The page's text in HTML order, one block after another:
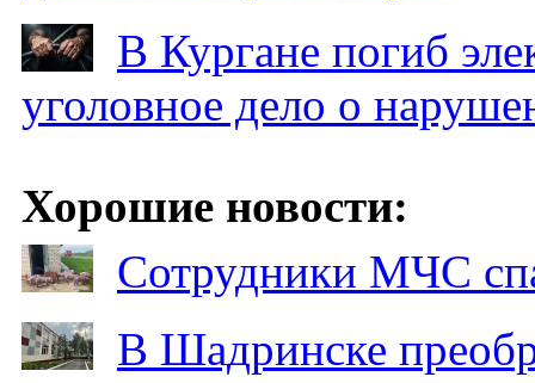
В Кургане погиб
уголовное дело о
Хорошие новости:
Сотрудники МЧС
В Шадринске